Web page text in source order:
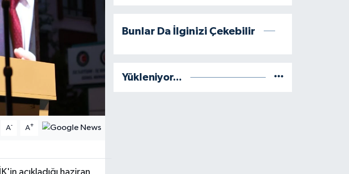
A- A+
Bunlar Da İlginizi Çekebilir
Yükleniyor...